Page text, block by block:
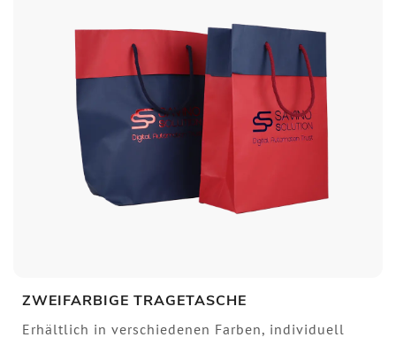
ZWEIFARBIGE TRAGETASCHE
Erhältlich in verschiedenen Farben, individuell